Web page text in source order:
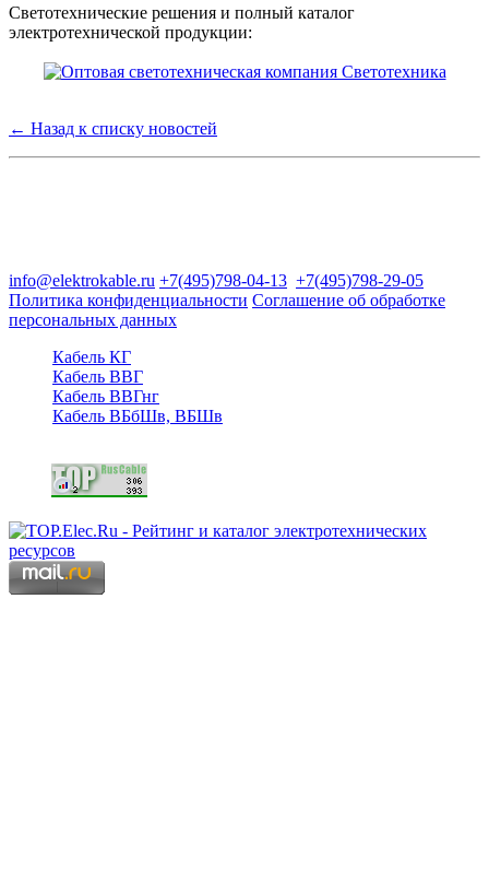
Светотехнические решения и полный каталог
электротехнической продукции:
← Назад к списку новостей
info@elektrokable.ru +7(495)798-04-13 +7(495)798-29-05
Политика конфиденциальности Соглашение об обработке
персональных данных
Кабель КГ
Кабель ВВГ
Кабель ВВГнг
Кабель ВБбШв, ВБШв